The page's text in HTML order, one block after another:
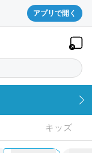
アプリで開く
キッズ